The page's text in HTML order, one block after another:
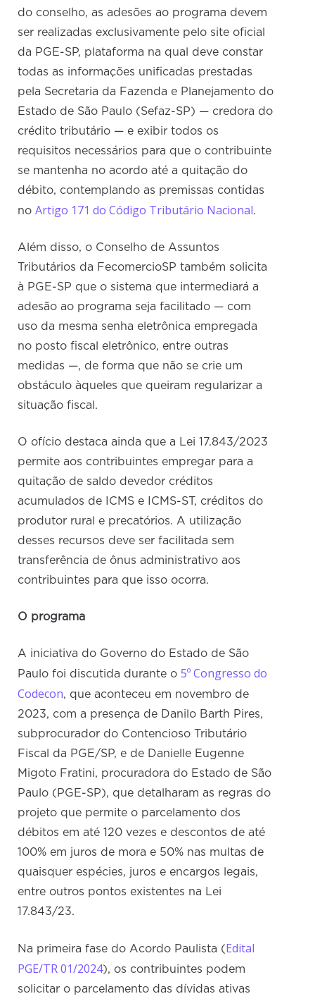
do conselho, as adesões ao programa devem
ser realizadas exclusivamente pelo site oficial
da PGE-SP, plataforma na qual deve constar
todas as informações unificadas prestadas
pela Secretaria da Fazenda e Planejamento do
Estado de São Paulo (Sefaz-SP) — credora do
crédito tributário — e exibir todos os
requisitos necessários para que o contribuinte
se mantenha no acordo até a quitação do
débito, contemplando as premissas contidas
noArtigo 171 do Código Tributário Nacional.
Além disso, o Conselho de Assuntos
Tributários da FecomercioSP também solicita
à PGE-SP que o sistema que intermediará a
adesão ao programa seja facilitado — com
uso da mesma senha eletrônica empregada
no posto fiscal eletrônico, entre outras
medidas —, de forma que não se crie um
obstáculo àqueles que queiram regularizar a
situação fiscal.
O ofício destaca ainda que a Lei 17.843/2023
permite aos contribuintes empregar para a
quitação de saldo devedor créditos
acumulados de ICMS e ICMS-ST, créditos do
produtor rural e precatórios. A utilização
desses recursos deve ser facilitada sem
transferência de ônus administrativo aos
contribuintes para que isso ocorra.
O programa
A iniciativa do Governo do Estado de São
Paulo foi discutida durante o5º Congresso do
Codecon, que aconteceu em novembro de
2023, com a presença de Danilo Barth Pires,
subprocurador do Contencioso Tributário
Fiscal da PGE/SP, e de Danielle Eugenne
Migoto Fratini, procuradora do Estado de São
Paulo (PGE-SP), que detalharam as regras do
projeto que permite o parcelamento dos
débitos em até 120 vezes e descontos de até
100% em juros de mora e 50% nas multas de
quaisquer espécies, juros e encargos legais,
entre outros pontos existentes na Lei
17.843/23.
Na primeira fase do Acordo Paulista (Edital
PGE/TR 01/2024), os contribuintes podem
solicitar o parcelamento das dívidas ativas